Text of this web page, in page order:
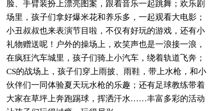
脸、手臂装扮上漂亮图案，跟着音乐一起跳舞；欢乐剧
场里，孩子们拿好爆米花和养乐多，一起观看大电影；
小丑叔叔也来表演节目啦，不仅有好玩的游戏，还有小
礼物赠送呢！户外的操场上，欢笑声也是一浪接一浪，
在疯狂汽车城里，孩子们骑上小汽车，绕着轨道飞奔；
CS的战场上，孩子们穿上雨披、雨鞋，带上水枪，和小
伙伴们一同体验夏天玩水枪的乐趣；还有足球教练带着
大家在草坪上奔跑踢球，挥洒汗水……丰富多彩的活动